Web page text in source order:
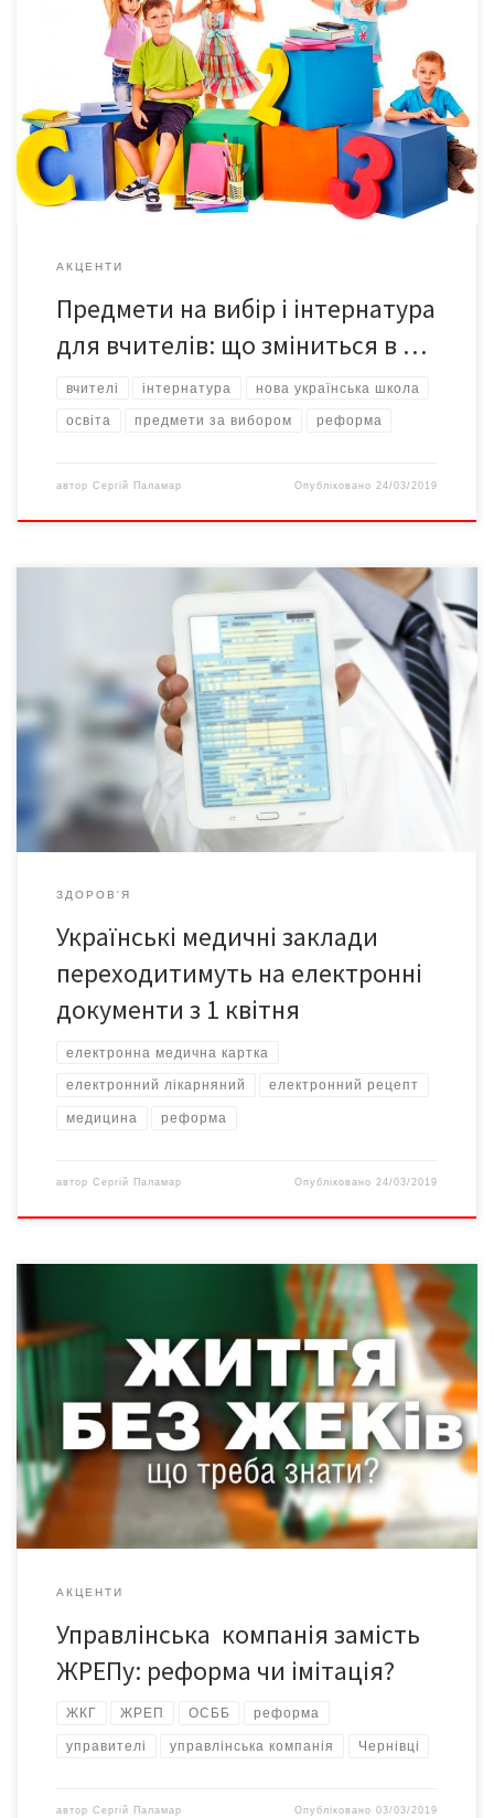
Уряд схвалив законопроект про “Загальну середню освіту”
Індивідуальне навчання, предмети на вибір три варіанти
навчання для нацменшин. Кабінет міністрів нещодавно схвалив
і передав до Верховної Ради законопроект Міністерства
освіти і науки. Предмети на вибір і оцінки за знання, отримані
поза школою Діти зможуть пропускати уроки і отримувати по
предмету […]
АКЦЕНТИ
Предмети на вибір і інтернатура
для вчителів: що зміниться в …
вчителі інтернатура нова українська школа
освіта предмети за вибором реформа
автор Сергій Паламар Опубліковано 24/03/2019
Українські медичні заклади переходитимуть на електронні
документи з 1 квітня. Про це розказала виконувачка
обов’язків міністра охорони здоров’я Уляна Супрун в інтерв’ю
Радіо Свобода. За її словами, вже з 1 квітня ліки за програмою
«Доступні ліки» можна буде отримати лише за електронним
рецептом. «Із 1 квітня рецепти будуть електронні, коли йдете
ЗДОРОВ'Я
Українські медичні заклади
переходитимуть на електронні
документи з 1 квітня
електронна медична картка
електронний лікарняний електронний рецепт
медицина реформа
автор Сергій Паламар Опубліковано24/03/2019
Історія створення нових форм управління багатоквартирними
будинками замість ЖРЕПів радянської пори цілком вкладається
у відомий, практично класичний, вислів «Хотіли як краще, а
вийшло як завжди». Це засвідчують і численні звернення до
редакції жителів різних будинків і вулиць: одні телефонують,
інші приносять власні розрахунки… Тому, забігаючи наперед,
можна озвучити висновок: у […]
АКЦЕНТИ
Управлінська компанія замість
ЖРЕПу: реформа чи імітація?
ЖКГ ЖРЕП ОСББ реформа
управителі управлінська компанія Чернівці
автор Сергій Паламар Опубліковано03/03/2019